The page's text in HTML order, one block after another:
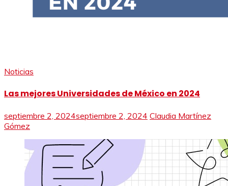
Noticias
Las mejores Universidades de México en 2024
septiembre 2, 2024septiembre 2, 2024 Claudia Martínez
Gómez